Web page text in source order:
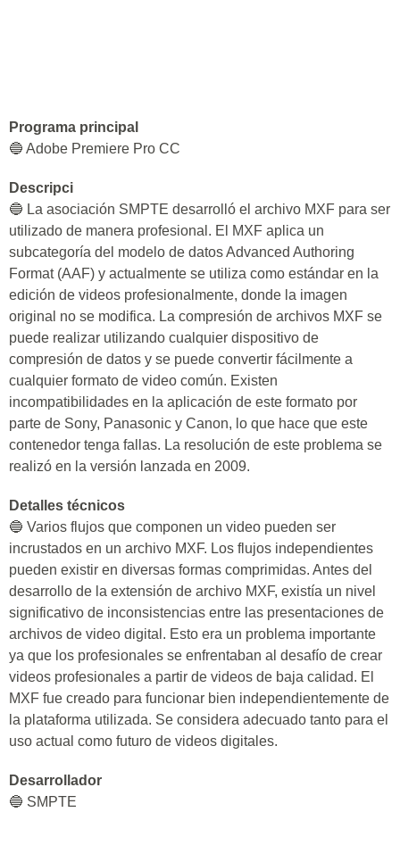
Programa principal
🔵 Adobe Premiere Pro CC
Descripci
🔵 La asociación SMPTE desarrolló el archivo MXF para ser
utilizado de manera profesional. El MXF aplica un
subcategoría del modelo de datos Advanced Authoring
Format (AAF) y actualmente se utiliza como estándar en la
edición de videos profesionalmente, donde la imagen
original no se modifica. La compresión de archivos MXF se
puede realizar utilizando cualquier dispositivo de
compresión de datos y se puede convertir fácilmente a
cualquier formato de video común. Existen
incompatibilidades en la aplicación de este formato por
parte de Sony, Panasonic y Canon, lo que hace que este
contenedor tenga fallas. La resolución de este problema se
realizó en la versión lanzada en 2009.
Detalles técnicos
🔵 Varios flujos que componen un video pueden ser
incrustados en un archivo MXF. Los flujos independientes
pueden existir en diversas formas comprimidas. Antes del
desarrollo de la extensión de archivo MXF, existía un nivel
significativo de inconsistencias entre las presentaciones de
archivos de video digital. Esto era un problema importante
ya que los profesionales se enfrentaban al desafío de crear
videos profesionales a partir de videos de baja calidad. El
MXF fue creado para funcionar bien independientemente de
la plataforma utilizada. Se considera adecuado tanto para el
uso actual como futuro de videos digitales.
Desarrollador
🔵 SMPTE